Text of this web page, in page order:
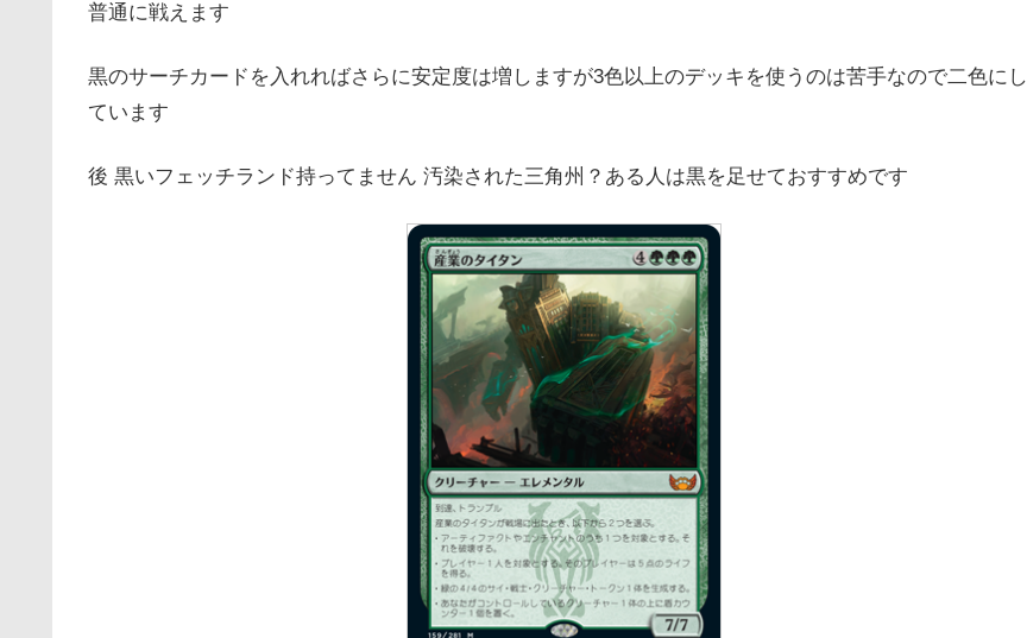
普通に戦えます
黒のサーチカードを入れればさらに安定度は増しますが3色以上のデッキを使うのは苦手なので二色にし
ています
後 黒いフェッチランド持ってません 汚染された三角州？ある人は黒を足せておすすめです